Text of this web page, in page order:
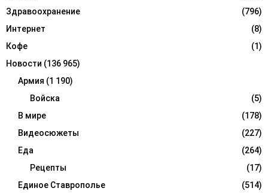
Здравоохранение
(796)
Интернет
(8)
Кофе
(1)
Новости (136 965)
Армия (1 190)
Войска
(5)
В мире
(178)
Видеосюжеты
(227)
Еда
(264)
Рецепты
(17)
Единое Ставрополье
(514)